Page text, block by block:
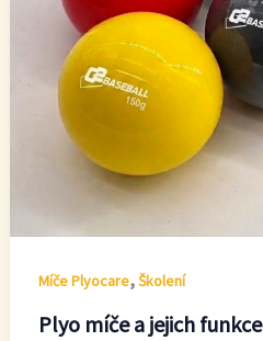
Míče Plyocare,Školení
Plyo míče a jejich funkce